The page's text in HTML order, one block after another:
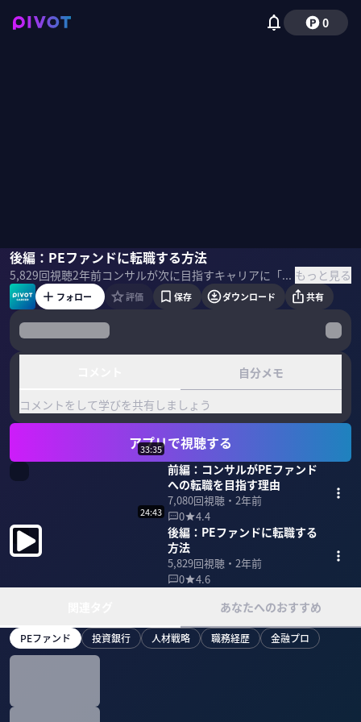
0
後編：PEファンドに転職する方法
5,829回視聴2年前 コンサルが次に目指すキャリアに「PEファンド」というものがある。プロ人材がこぞって志望する最高峰の仕事とはどのようなものなのか？ 報酬体系や職位構造は？ 転職方法や面接対策は？ 多くのハイパフォーマーの転職を支援してきたキャリアコンサルタントの山本恵亮氏に話を聞いた。 もっと見る
山本恵亮野嶋紗己子
フォロー 評価 保存 ダウンロード 共有
自分メモ
コメントをして学びを共有しましょう
アプリで視聴する
33:35
前編：コンサルがPEファンド
への転職を目指す理由
7,080回視聴・ 2年前
0
4.4
24:43
後編：PEファンドに転職する
方法
5,829回視聴・ 2年前
0
4.6
あなたへのおすすめ
PEファンド 投資銀行 人材戦略 職務経歴 金融プロ